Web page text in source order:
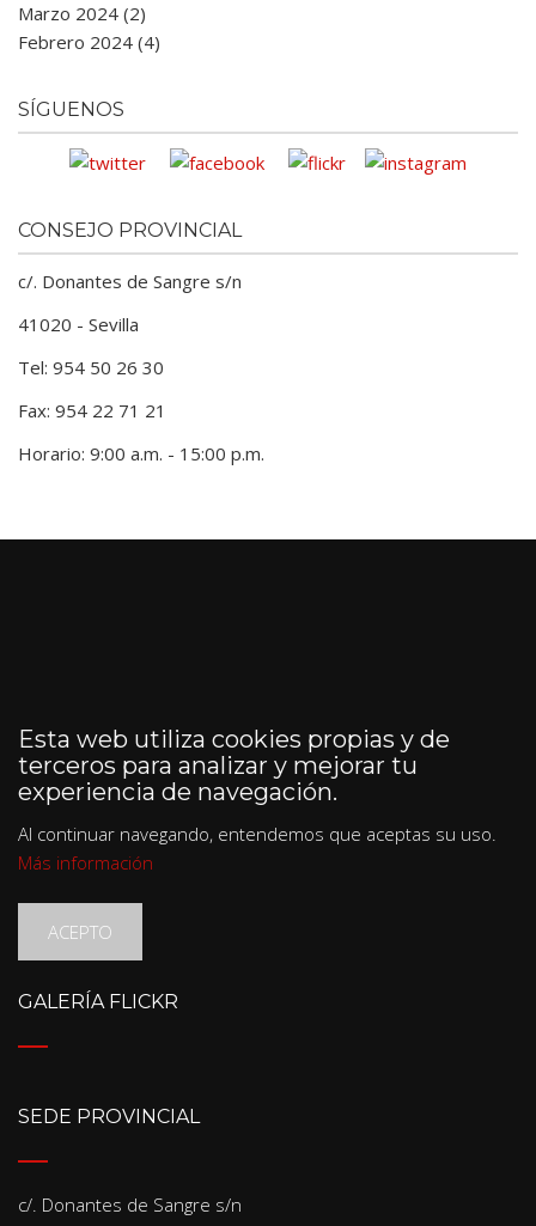
Marzo 2024 (2)
Febrero 2024 (4)
SÍGUENOS
CONSEJO PROVINCIAL
c/. Donantes de Sangre s/n
41020 - Sevilla
Tel: 954 50 26 30
Fax: 954 22 71 21
Horario: 9:00 a.m. - 15:00 p.m.
Esta web utiliza cookies propias y de
terceros para analizar y mejorar tu
experiencia de navegación.
Al continuar navegando, entendemos que aceptas su uso.
Más información
ACEPTO
GALERÍA FLICKR
SEDE PROVINCIAL
c/. Donantes de Sangre s/n